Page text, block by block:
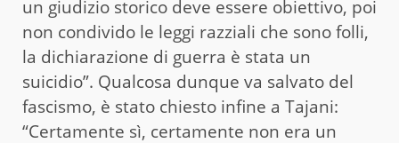
un giudizio storico deve essere obiettivo, poi
non condivido le leggi razziali che sono folli,
la dichiarazione di guerra è stata un
suicidio”. Qualcosa dunque va salvato del
fascismo, è stato chiesto infine a Tajani:
“Certamente sì, certamente non era un